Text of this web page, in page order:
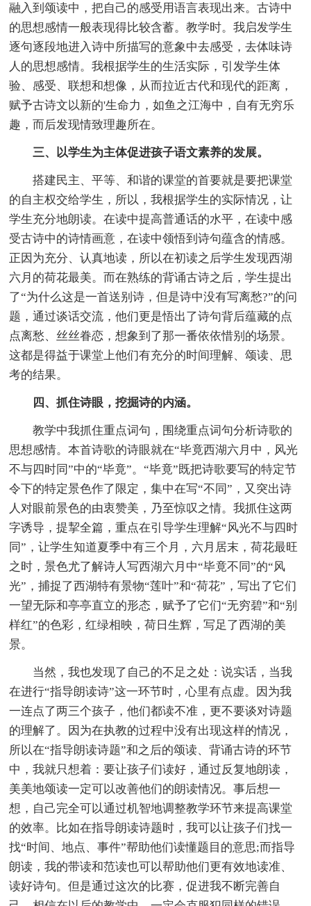
融入到颂读中，把自己的感受用语言表现出来。古诗中
的思想感情一般表现得比较含蓄。教学时。我启发学生
逐句逐段地进入诗中所描写的意象中去感受，去体味诗
人的思想感情。我根据学生的生活实际，引发学生体
验、感受、联想和想像，从而拉近古代和现代的距离，
赋予古诗文以新的'生命力，如鱼之江海中，自有无穷乐
趣，而后发现情致理趣所在。
三、以学生为主体促进孩子语文素养的发展。
搭建民主、平等、和谐的课堂的首要就是要把课堂
的自主权交给学生，所以，我根据学生的实际情况，让
学生充分地朗读。在读中提高普通话的水平，在读中感
受古诗中的诗情画意，在读中领悟到诗句蕴含的情感。
正因为充分、认真地读，所以在初读之后学生发现西湖
六月的荷花最美。而在熟练的背诵古诗之后，学生提出
了“为什么这是一首送别诗，但是诗中没有写离愁?”的问
题，通过谈话交流，他们更是悟出了诗句背后蕴藏的点
点离愁、丝丝眷恋，想象到了那一番依依惜别的场景。
这都是得益于课堂上他们有充分的时间理解、颂读、思
考的结果。
四、抓住诗眼，挖掘诗的内涵。
教学中我抓住重点词句，围绕重点词句分析诗歌的
思想感情。本首诗歌的诗眼就在“毕竟西湖六月中，风光
不与四时同”中的“毕竟”。“毕竟”既把诗歌要写的特定节
令下的特定景色作了限定，集中在写“不同”，又突出诗
人对眼前景色的由衷赞美，乃至惊叹之情。我抓住这两
字诱导，提挈全篇，重点在引导学生理解“风光不与四时
同”，让学生知道夏季中有三个月，六月居末，荷花最旺
之时，景色尤了解诗人写西湖六月中“毕竟不同”的“风
光”，捕捉了西湖特有景物“莲叶”和“荷花”，写出了它们
一望无际和亭亭直立的形态，赋予了它们“无穷碧”和“别
样红”的色彩，红绿相映，荷日生辉，写足了西湖的美
景。
当然，我也发现了自己的不足之处：说实话，当我
在进行“指导朗读诗”这一环节时，心里有点虚。因为我
一连点了两三个孩子，他们都读不准，更不要谈对诗题
的理解了。因为在执教的过程中没有出现这样的情况，
所以在“指导朗读诗题”和之后的颂读、背诵古诗的环节
中，我就只想着：要让孩子们读好，通过反复地朗读，
美美地颂读一定可以改善他们的朗读情况。事后想一
想，自己完全可以通过机智地调整教学环节来提高课堂
的效率。比如在指导朗读诗题时，我可以让孩子们找一
找“时间、地点、事件”帮助他们读懂题目的意思;而指导
朗读，我的带读和范读也可以帮助他们更有效地读准、
读好诗句。但是通过这次的比赛，促进我不断完善自